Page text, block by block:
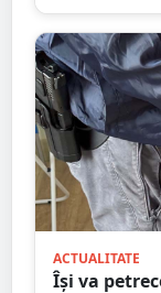
ACTUALITATE
Își va